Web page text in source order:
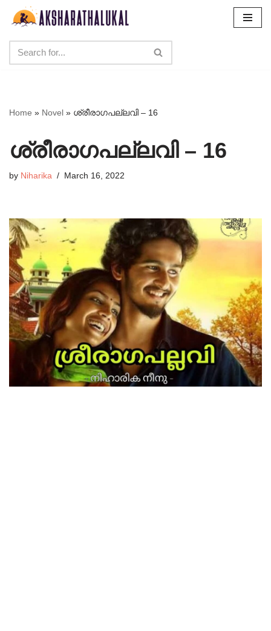
content
Home » Novel » ശ്രീരാഗപല്ലവി – 16
ശ്രീരാഗപല്ലവി – 16
by Niharika March 16, 2022